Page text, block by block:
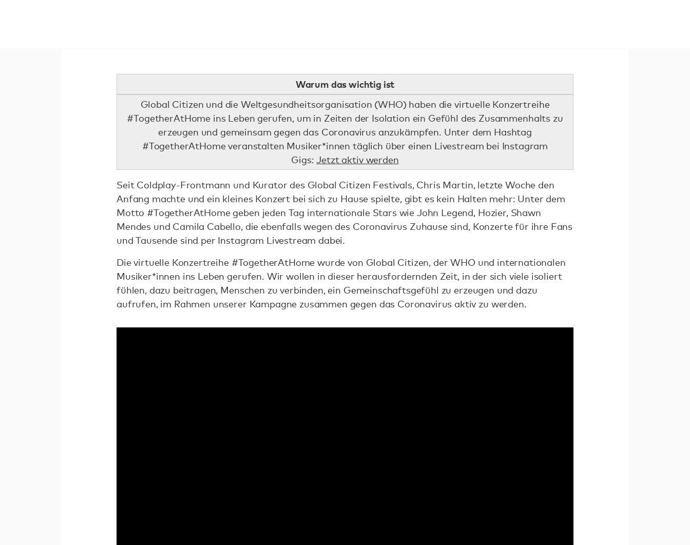
Warum das wichtig ist
Global Citizen und die Weltgesundheitsorganisation (WHO) haben die virtuelle Konzertreihe
#TogetherAtHome ins Leben gerufen, um in Zeiten der Isolation ein Gefühl des Zusammenhalts zu
erzeugen und gemeinsam gegen das Coronavirus anzukämpfen. Unter dem Hashtag
#TogetherAtHome veranstalten Musiker*innen täglich über einen Livestream bei Instagram
Gigs:Jetzt aktiv werden
Seit Coldplay-Frontmann und Kurator des Global Citizen Festivals, Chris Martin, letzte Woche den
Anfang machte und ein kleines Konzert bei sich zu Hause spielte, gibt es kein Halten mehr: Unter dem
Motto #TogetherAtHome geben jeden Tag internationale Stars wie John Legend, Hozier, Shawn
Mendes und Camila Cabello, die ebenfalls wegen des Coronavirus Zuhause sind, Konzerte für ihre Fans
und Tausende sind per Instagram Livestream dabei.
Die virtuelle Konzertreihe #TogetherAtHome wurde von Global Citizen, der WHO und internationalen
Musiker*innen ins Leben gerufen. Wir wollen in dieser herausfordernden Zeit, in der sich viele isoliert
fühlen, dazu beitragen, Menschen zu verbinden, ein Gemeinschaftsgefühl zu erzeugen und dazu
aufrufen, im Rahmen unserer Kampagne zusammen gegen das Coronavirus aktiv zu werden.